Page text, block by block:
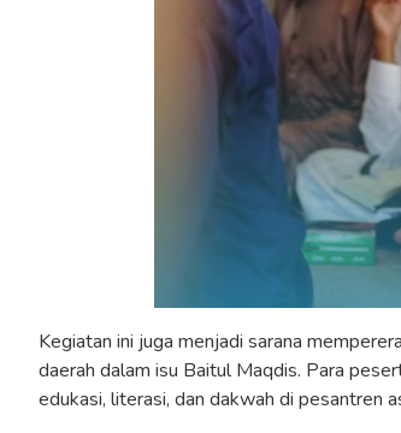
Kegiatan ini juga menjadi sarana
daerah dalam isu Baitul Maqdis. Para
edukasi, literasi, dan dakwah di pesantren